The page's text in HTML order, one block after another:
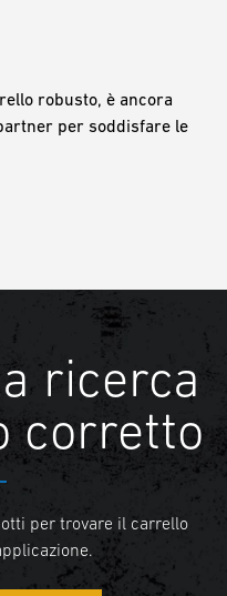
robusto, è ancora
per soddisfare le
ricerca
corretto
per trovare il carrello